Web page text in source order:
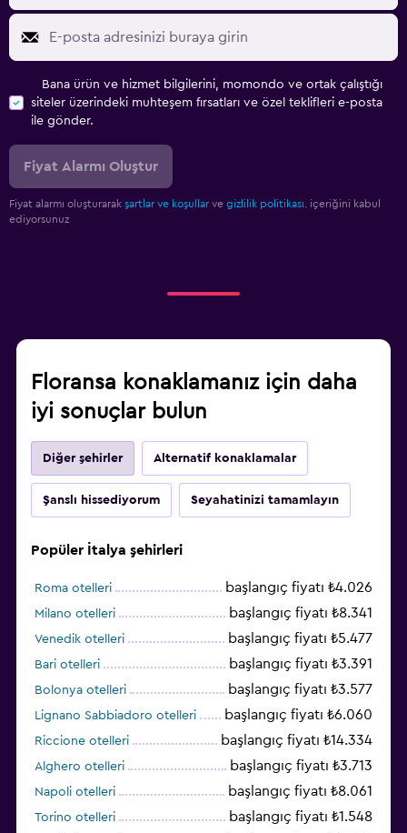
Bana ürün ve hizmet bilgilerini, momondo ve ortak çalıştığı
siteler üzerindeki muhteşem fırsatları ve özel teklifleri e-posta
ile gönder.
Fiyat Alarmı Oluştur
Fiyat alarmı oluşturarak şartlar ve koşullar ve gizlilik politikası.
içeriğini kabul
ediyorsunuz
Floransa konaklamanız için daha
iyi sonuçlar bulun
Diğer şehirler Alternatif konaklamalar
Şanslı hissediyorum Seyahatinizi tamamlayın
Popüler İtalya şehirleri
Roma otelleri başlangıç fiyatı ₺4.026
Milano otelleri başlangıç fiyatı ₺8.341
Venedik otelleri başlangıç fiyatı ₺5.477
Bari otelleri başlangıç fiyatı ₺3.391
Bolonya otelleri başlangıç fiyatı ₺3.577
Lignano Sabbiadoro otelleri başlangıç fiyatı ₺6.060
Riccione otelleri başlangıç fiyatı ₺14.334
Alghero otelleri başlangıç fiyatı ₺3.713
Napoli otelleri başlangıç fiyatı ₺8.061
Torino otelleri başlangıç fiyatı ₺1.548